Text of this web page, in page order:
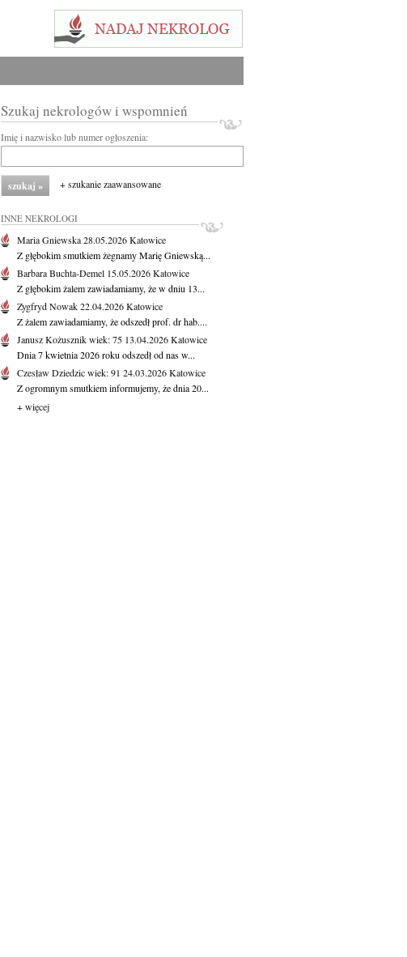
Szukaj nekrologów i wspomnień
Imię i nazwisko lub numer ogłoszenia:
+ szukanie zaawansowane
INNE NEKROLOGI
Maria Gniewska28.05.2026Katowice
Z głębokim smutkiem żegnamy Marię Gniewską...
Barbara Buchta-Demel 15.05.2026Katowice
Z głębokim żalem zawiadamiamy, że w dniu 13...
Zygfryd Nowak22.04.2026Katowice
Z żalem zawiadamiamy, że odszedł prof. dr hab....
Janusz Kożusznikwiek: 75 13.04.2026Katowice
Dnia 7 kwietnia 2026 roku odszedł od nas w...
Czesław Dziedzicwiek: 91 24.03.2026Katowice
Z ogromnym smutkiem informujemy, że dnia 20...
+ więcej